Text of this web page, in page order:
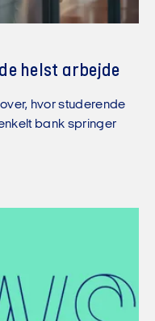
helst arbejde
hvor studerende
bank springer